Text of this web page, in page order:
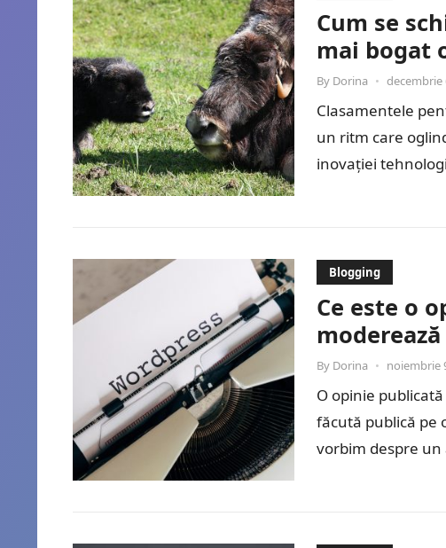
Cum se
mai bogat
By Dorina • decembrie
Clasamentele
un ritm care
inovației
Blogging
Ce este o
moderează
By Dorina • noiembrie
O opinie
făcută publică pe
vorbim despre